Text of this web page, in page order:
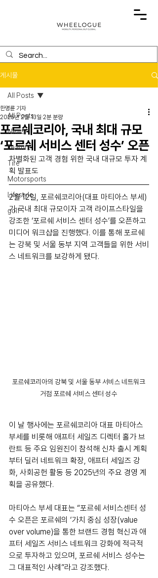
게시물
All Posts
News
Feature
Tire
Motorsports
Lifestyle
golf
All Posts
포르쉐코리아, 국내 최대 규모
‘포르쉐 서비스 센터 성수’ 오픈
한명륜 기자
2025년 2월 13일 2분 분량
차별화된 고객 경험 위한 국내 대규모 투자 계
획 발표도
2월 12일, 포르쉐코리아(대표 마티아스 부세)
가 국내 최대 규모이자 고객 라이프스타일을
강조한 ‘포르쉐 서비스 센터 성수’를 오픈하고
미디어 워크샵을 진행했다. 이를 통해 포르쉐
는 강북 및 서울 동부 지역 고객들을 위한 서비
스 네트워크를 보강하게 됐다.
포르쉐코리아의 강북 및 서울 동부 서비스 네트워크
거점 포르쉐 서비스 센터 성수
이 날 행사에는 포르쉐코리아 대표 마티아스
부세를 비롯해 애프터 세일즈 디렉터 홀가 브
란트 등 주요 임원진이 참석해 신차 출시 계획
부터 딜러 네트워크 확장, 애프터 세일즈 강
화, 사회공헌 활동 등 2025년의 주요 경영 계
획을 공유했다.
마티아스 부세 대표는 “포르쉐 서비스센터 성
수 오픈은 포르쉐의 ‘가치 중심 성장(value
over volume)을 통한 브랜드 경험 혁신과 애
프터 세일즈 서비스 네트워크 강화에 적극적
으로 투자하고 있으며, 포르쉐 서비스 성수는
그 대표적인 사례”라고 강조했다.